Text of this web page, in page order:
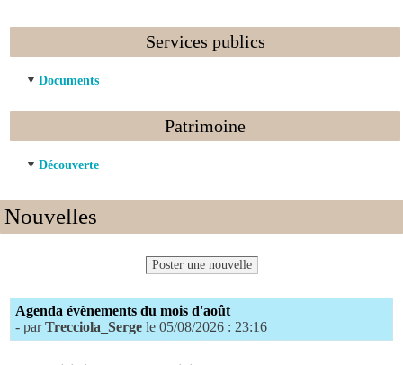
Services publics
Documents
Patrimoine
Découverte
Nouvelles
Poster une nouvelle
Agenda évènements du mois d'août
- parTrecciola_Serge le 05/08/2026 : 23:16